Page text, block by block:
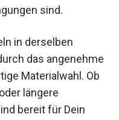
sind.
in derselben
das angenehme
Materialwahl. Ob
längere
bereit für Dein